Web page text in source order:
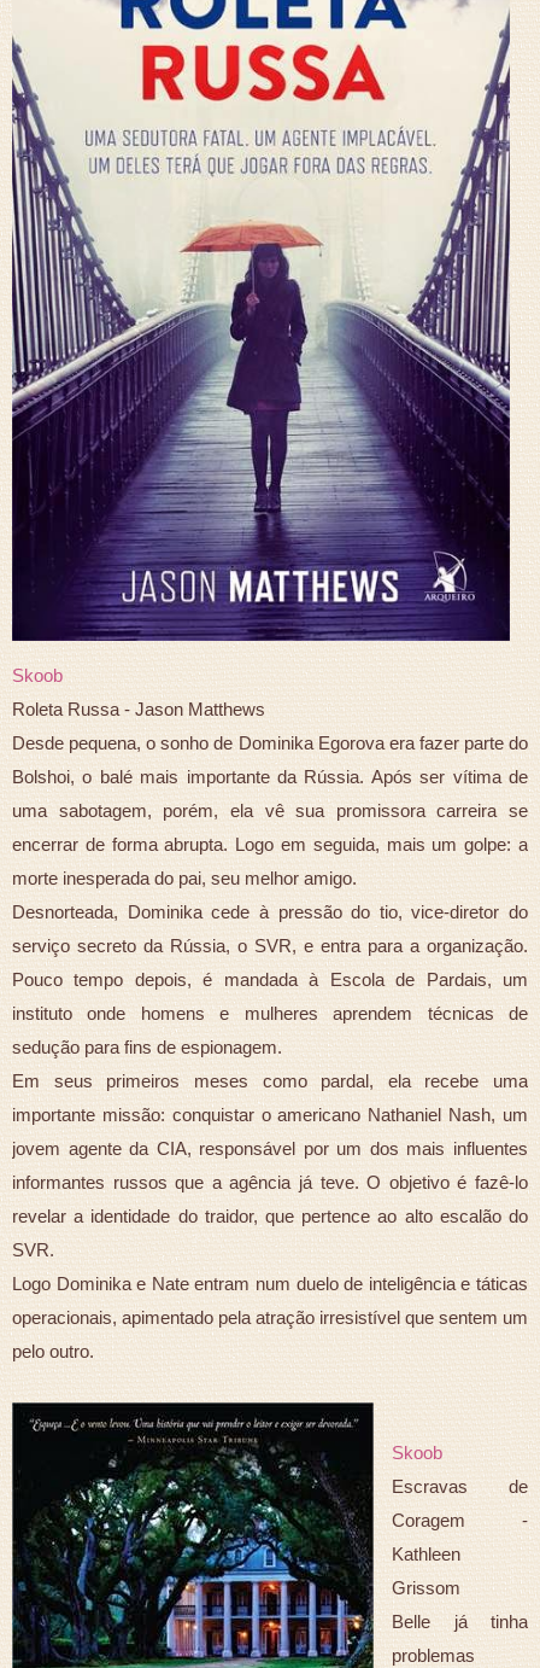
Skoob
Roleta Russa - Jason Matthews
Desde pequena, o sonho de Dominika Egorova era fazer parte do
Bolshoi, o balé mais importante da Rússia. Após ser vítima de
uma sabotagem, porém, ela vê sua promissora carreira se
encerrar de forma abrupta. Logo em seguida, mais um golpe: a
morte inesperada do pai, seu melhor amigo.
Desnorteada, Dominika cede à pressão do tio, vice-diretor do
serviço secreto da Rússia, o SVR, e entra para a organização.
Pouco tempo depois, é mandada à Escola de Pardais, um
instituto onde homens e mulheres aprendem técnicas de
sedução para fins de espionagem.
Em seus primeiros meses como pardal, ela recebe uma
importante missão: conquistar o americano Nathaniel Nash, um
jovem agente da CIA, responsável por um dos mais influentes
informantes russos que a agência já teve. O objetivo é fazê-lo
revelar a identidade do traidor, que pertence ao alto escalão do
SVR.
Logo Dominika e Nate entram num duelo de inteligência e táticas
operacionais, apimentado pela atração irresistível que sentem um
pelo outro.
Skoob
Escravas de
Coragem -
Kathleen
Grissom
Belle já tinha
problemas